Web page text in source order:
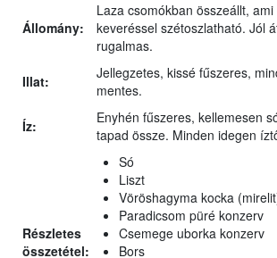
Állomány:
Laza csomókban összeállt,
keveréssel szétoszlatható. Jól
rugalmas.
Illat:
Jellegzetes, kissé fűszeres,
mentes.
Íz:
Enyhén fűszeres, kellemesen
tapad össze. Minden idegen
Részletes
összetétel:
Só
Liszt
Vöröshagyma kocka
Paradicsom püré konzerv
Csemege uborka konzerv
Bors